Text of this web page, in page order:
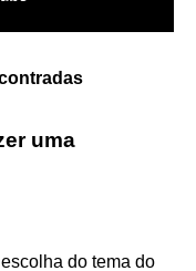
uma
do tema do